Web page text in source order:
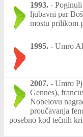
1993. -
ljubavni par
mostu prilikom
1995. - Umro
2007. - Umro
Gennes),
Nobelovu
proučavanja
posebno kod tečnih